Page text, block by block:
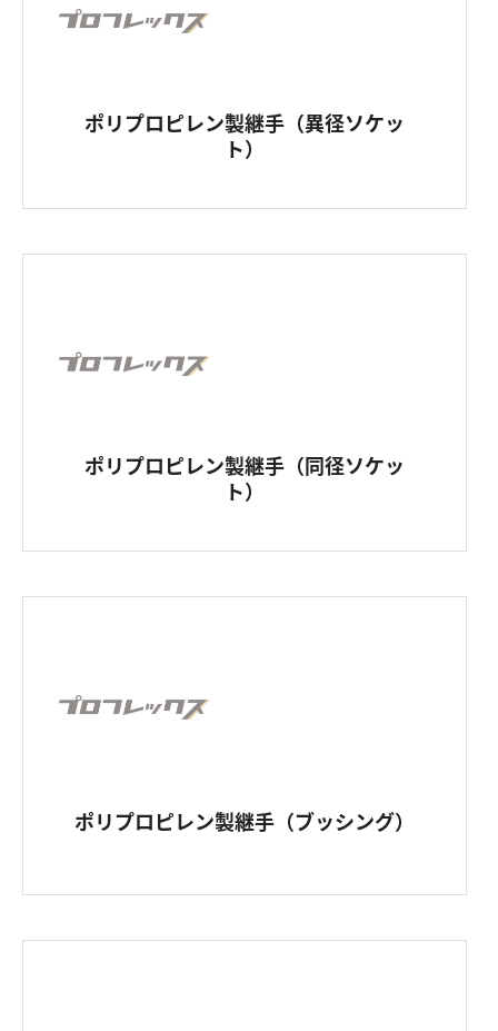
ポリプロピレン製継手（異径ソケッ
ト）
ポリプロピレン製継手（同径ソケッ
ト）
ポリプロピレン製継手（ブッシング）